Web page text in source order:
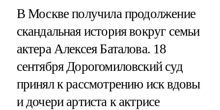
В Москве получила продолжение
скандальная история вокруг семьи
актера Алексея Баталова. 18
сентября Дорогомиловский суд
принял к рассмотрению иск вдовы
и дочери артиста к актрисе